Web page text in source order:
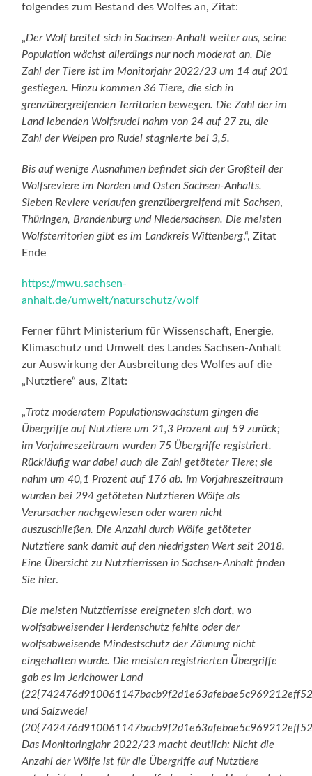
folgendes zum Bestand des Wolfes an, Zitat:
„Der Wolf breitet sich in Sachsen-Anhalt weiter aus, seine
Population wächst allerdings nur noch moderat an. Die
Zahl der Tiere ist im Monitorjahr 2022/23 um 14 auf 201
gestiegen. Hinzu kommen 36 Tiere, die sich in
grenzübergreifenden Territorien bewegen. Die Zahl der im
Land lebenden Wolfsrudel nahm von 24 auf 27 zu, die
Zahl der Welpen pro Rudel stagnierte bei 3,5.
Bis auf wenige Ausnahmen befindet sich der Großteil der
Wolfsreviere im Norden und Osten Sachsen-Anhalts.
Sieben Reviere verlaufen grenzübergreifend mit Sachsen,
Thüringen, Brandenburg und Niedersachsen. Die meisten
Wolfsterritorien gibt es im Landkreis Wittenberg.“, Zitat
Ende
https://mwu.sachsen-
anhalt.de/umwelt/naturschutz/wolf
Ferner führt Ministerium für Wissenschaft, Energie,
Klimaschutz und Umwelt des Landes Sachsen-Anhalt
zur Auswirkung der Ausbreitung des Wolfes auf die
„Nutztiere“ aus, Zitat:
„Trotz moderatem Populationswachstum gingen die
Übergriffe auf Nutztiere um 21,3 Prozent auf 59 zurück;
im Vorjahreszeitraum wurden 75 Übergriffe registriert.
Rückläufig war dabei auch die Zahl getöteter Tiere; sie
nahm um 40,1 Prozent auf 176 ab. Im Vorjahreszeitraum
wurden bei 294 getöteten Nutztieren Wölfe als
Verursacher nachgewiesen oder waren nicht
auszuschließen. Die Anzahl durch Wölfe getöteter
Nutztiere sank damit auf den niedrigsten Wert seit 2018.
Eine Übersicht zu Nutztierrissen in Sachsen-Anhalt finden
Sie hier.
Die meisten Nutztierrisse ereigneten sich dort, wo
wolfsabweisender Herdenschutz fehlte oder der
wolfsabweisende Mindestschutz der Zäunung nicht
eingehalten wurde. Die meisten registrierten Übergriffe
gab es im Jerichower Land
und Salzwedel
Das Monitoringjahr 2022/23 macht deutlich: Nicht die
Anzahl der Wölfe ist für die Übergriffe auf Nutztiere